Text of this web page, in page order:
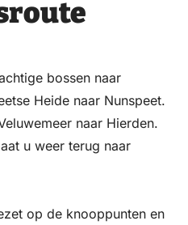
bossen naar
Heide naar Nunspeet.
naar Hierden.
u weer terug naar
op de knooppunten en